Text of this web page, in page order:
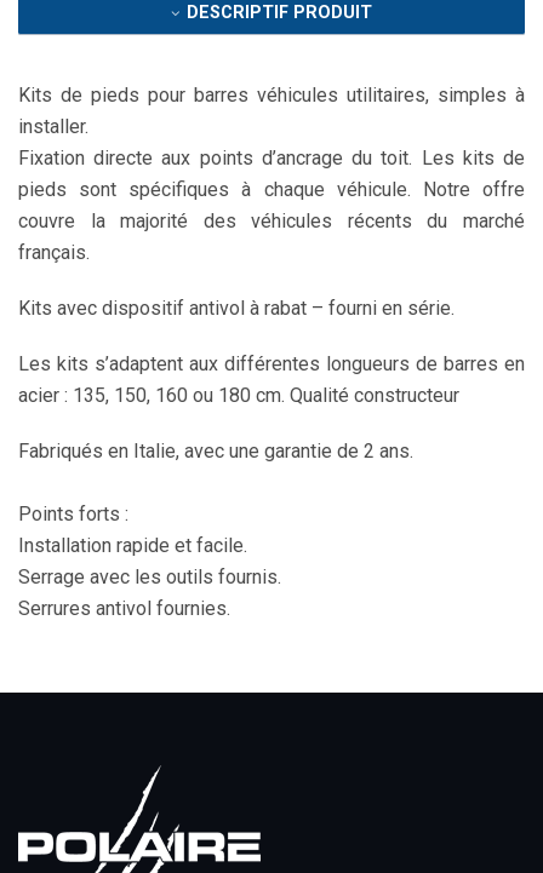
DESCRIPTIF PRODUIT
Kits de pieds pour barres véhicules utilitaires, simples à
installer.
Fixation directe aux points d’ancrage du toit. Les kits de
pieds sont spécifiques à chaque véhicule. Notre offre
couvre la majorité des véhicules récents du marché
français.
Kits avec dispositif antivol à rabat – fourni en série.
Les kits s’adaptent aux différentes longueurs de barres en
acier : 135, 150, 160 ou 180 cm. Qualité constructeur
Fabriqués en Italie, avec une garantie de 2 ans.
Points forts :
Installation rapide et facile.
Serrage avec les outils fournis.
Serrures antivol fournies.